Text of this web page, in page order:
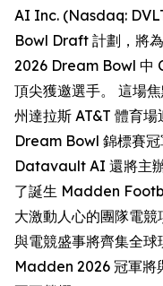
AI Inc. (Nasdaq:
Bowl Draft 計劃，將
2026 Dream Bowl 中
頂尖獲邀選手。 這場
州達拉斯 AT&T 體育
Dream Bowl 錦標賽冠
Datavault AI 還將主
了誕生 Madden
大激動人心的團隊電
與電競盛事將齊集全
Madden 2026 冠軍將